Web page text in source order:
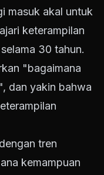
masuk akal untuk
keterampilan
30 tahun.
"bagaimana
dan yakin bahwa
tren
kemampuan